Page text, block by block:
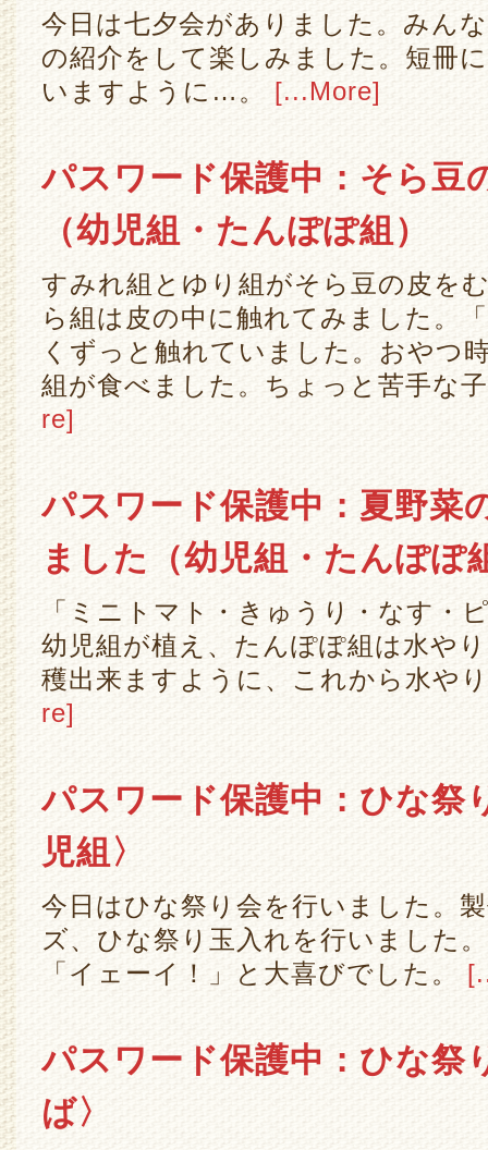
今日は七夕会がありました。みん
の紹介をして楽しみました。短冊
いますように…。 [...More]
パスワード保護中：そら豆
（幼児組・たんぽぽ組）
すみれ組とゆり組がそら豆の皮を
ら組は皮の中に触れてみました。
くずっと触れていました。おやつ
組が食べました。ちょっと苦手な
re]
パスワード保護中：夏野菜
ました（幼児組・たんぽぽ
「ミニトマト・きゅうり・なす・
幼児組が植え、たんぽぽ組は水や
穫出来ますように、これから水や
re]
パスワード保護中：ひな祭
児組〉
今日はひな祭り会を行いました。
ズ、ひな祭り玉入れを行いました
「イェーイ！」と大喜びでした。
パスワード保護中：ひな祭
ば〉